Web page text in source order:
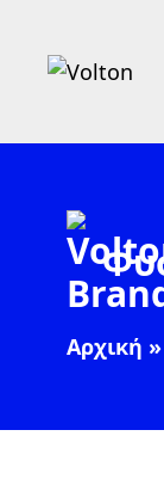
Αρχική »